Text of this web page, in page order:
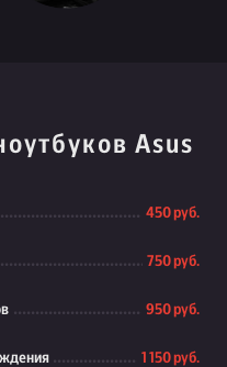
Asus
450 руб.
750 руб.
950 руб.
1 150 руб.